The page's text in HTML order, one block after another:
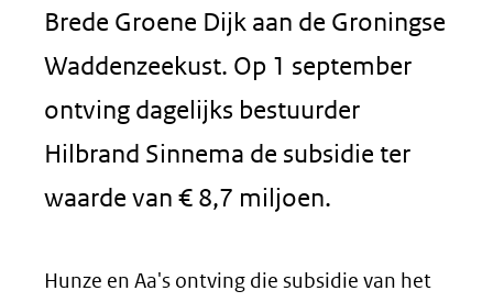
Brede Groene Dijk aan de Groningse
Waddenzeekust. Op 1 september
ontving dagelijks bestuurder
Hilbrand Sinnema de subsidie ter
waarde van € 8,7 miljoen.
Hunze en Aa's ontving die subsidie van het